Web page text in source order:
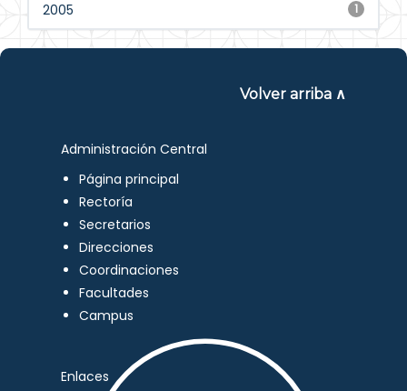
1
2005
Volver arriba ∧
Administración Central
Página principal
Rectoría
Secretarios
Direcciones
Coordinaciones
Facultades
Campus
Enlaces